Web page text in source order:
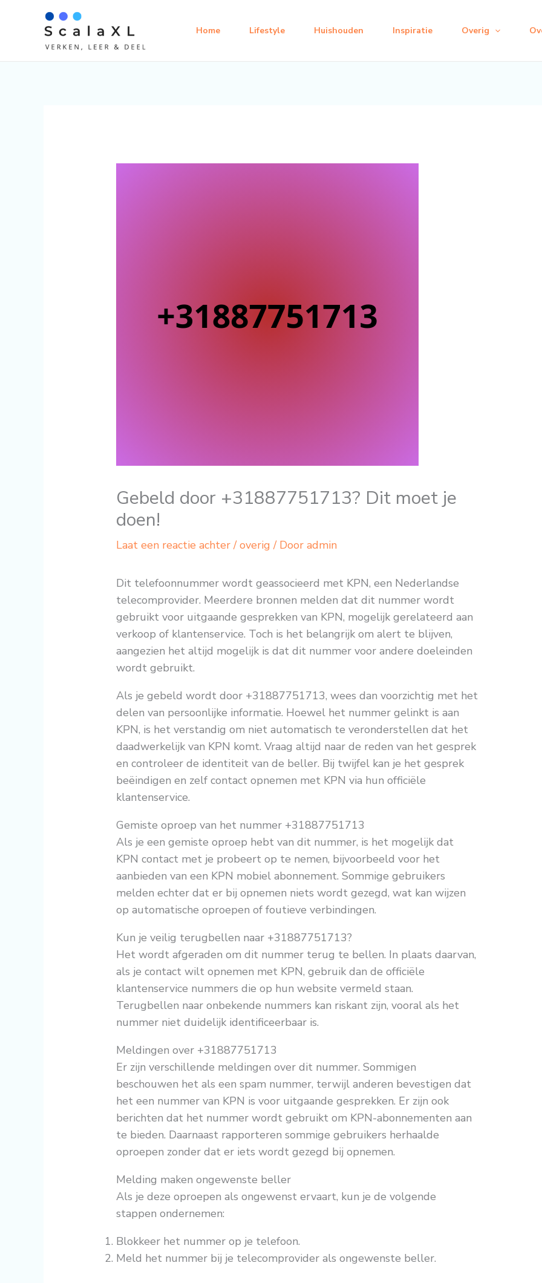
Home Lifestyle Huishouden Inspiratie Overig
Gebeld door +31887751713? Dit moet je
doen!
Laat een reactie achter /overig / Dooradmin
Dit telefoonnummer wordt geassocieerd met KPN, een Nederlandse
telecomprovider. Meerdere bronnen melden dat dit nummer wordt
gebruikt voor uitgaande gesprekken van KPN, mogelijk gerelateerd aan
verkoop of klantenservice. Toch is het belangrijk om alert te blijven,
aangezien het altijd mogelijk is dat dit nummer voor andere doeleinden
wordt gebruikt.
Als je gebeld wordt door +31887751713, wees dan voorzichtig met het
delen van persoonlijke informatie. Hoewel het nummer gelinkt is aan
KPN, is het verstandig om niet automatisch te veronderstellen dat het
daadwerkelijk van KPN komt. Vraag altijd naar de reden van het gesprek
en controleer de identiteit van de beller. Bij twijfel kan je het gesprek
beëindigen en zelf contact opnemen met KPN via hun officiële
klantenservice.
Gemiste oproep van het nummer +31887751713
Als je een gemiste oproep hebt van dit nummer, is het mogelijk dat
KPN contact met je probeert op te nemen, bijvoorbeeld voor het
aanbieden van een KPN mobiel abonnement. Sommige gebruikers
melden echter dat er bij opnemen niets wordt gezegd, wat kan wijzen
op automatische oproepen of foutieve verbindingen.
Kun je veilig terugbellen naar +31887751713?
Het wordt afgeraden om dit nummer terug te bellen. In plaats daarvan,
als je contact wilt opnemen met KPN, gebruik dan de officiële
klantenservice nummers die op hun website vermeld staan.
Terugbellen naar onbekende nummers kan riskant zijn, vooral als het
nummer niet duidelijk identificeerbaar is.
Meldingen over +31887751713
Er zijn verschillende meldingen over dit nummer. Sommigen
beschouwen het als een spam nummer, terwijl anderen bevestigen dat
het een nummer van KPN is voor uitgaande gesprekken. Er zijn ook
berichten dat het nummer wordt gebruikt om KPN-abonnementen aan
te bieden. Daarnaast rapporteren sommige gebruikers herhaalde
oproepen zonder dat er iets wordt gezegd bij opnemen.
Melding maken ongewenste beller
Als je deze oproepen als ongewenst ervaart, kun je de volgende
stappen ondernemen:
Blokkeer het nummer op je telefoon.
Meld het nummer bij je telecomprovider als ongewenste beller.